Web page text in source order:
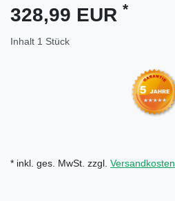
328,99 EUR *
Inhalt 1 Stück
* inkl. ges. MwSt. zzgl. Versandkosten